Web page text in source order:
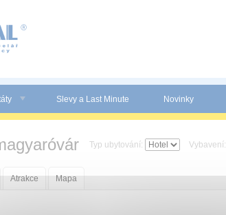
Slevy a Last Minute Novinky
Typ ubytování: Vybavení:
Atrakce Mapa